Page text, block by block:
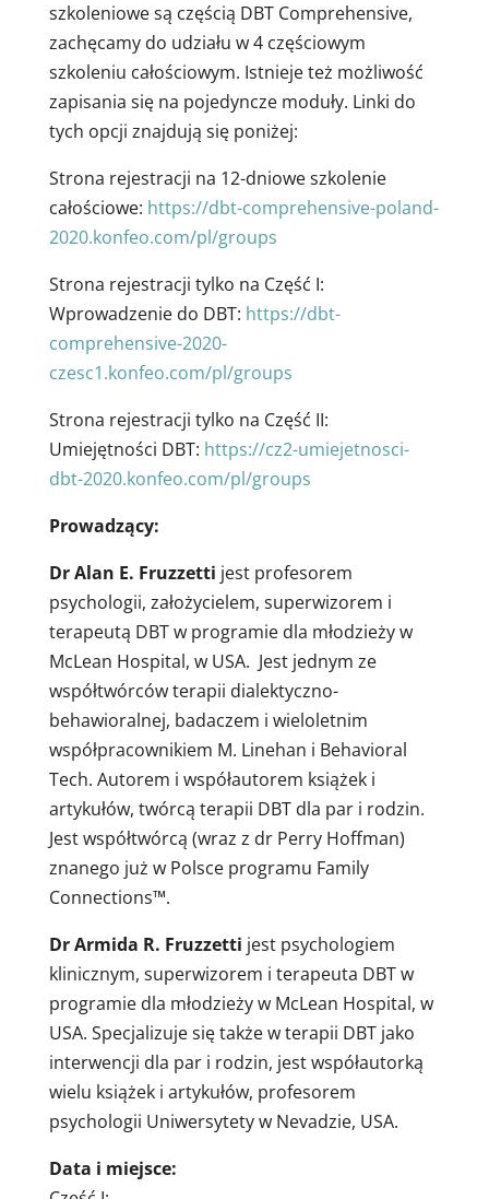
szkoleniowe są częścią DBT Comprehensive,
zachęcamy do udziału w 4 częściowym
szkoleniu całościowym. Istnieje też możliwość
zapisania się na pojedyncze moduły. Linki do
tych opcji znajdują się poniżej:
Strona rejestracji na 12-dniowe szkolenie
całościowe: https://dbt-comprehensive-poland-
2020.konfeo.com/pl/groups
Strona rejestracji tylko na Część I:
Wprowadzenie do DBT: https://dbt-
comprehensive-2020-
czesc1.konfeo.com/pl/groups
Strona rejestracji tylko na Część II:
Umiejętności DBT: https://cz2-umiejetnosci-
dbt-2020.konfeo.com/pl/groups
Prowadzący:
Dr Alan E. Fruzzetti jest profesorem
psychologii, założycielem, superwizorem i
terapeutą DBT w programie dla młodzieży w
McLean Hospital, w USA. Jest jednym ze
współtwórców terapii dialektyczno-
behawioralnej, badaczem i wieloletnim
współpracownikiem M. Linehan i Behavioral
Tech. Autorem i współautorem książek i
artykułów, twórcą terapii DBT dla par i rodzin.
Jest współtwórcą (wraz z dr Perry Hoffman)
znanego już w Polsce programu Family
Connections™.
Dr Armida R. Fruzzetti jest psychologiem
klinicznym, superwizorem i terapeuta DBT w
programie dla młodzieży w McLean Hospital, w
USA. Specjalizuje się także w terapii DBT jako
interwencji dla par i rodzin, jest współautorką
wielu książek i artykułów, profesorem
psychologii Uniwersytety w Nevadzie, USA.
Data i miejsce: